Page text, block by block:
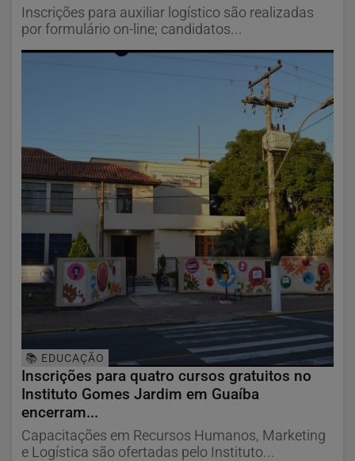
Inscrições para auxiliar logístico são realizadas
por formulário on-line; candidatos...
📚 EDUCAÇÃO
Inscrições para quatro cursos gratuitos no
Instituto Gomes Jardim em Guaíba
encerram...
Capacitações em Recursos Humanos, Marketing
e Logística são ofertadas pelo Instituto...